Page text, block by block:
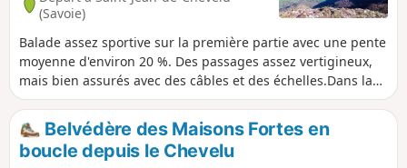
contemporains, en lien avec la tradition
savoyarde. C'est, à mon avis, unique en
France. Une précision sur le tracé : vous
verrez un dénivelé de 732 m, ce qui est
faux, en réalité, car le logiciel intègre la
hauteur de montagne au-dessus du
tunnel, il faut donc retirer 321 m ce qui
ramène un dénivelé positif du circuit à
455 m.
(Savoie)
Balade assez sportive sur la première partie avec une pente
moyenne d'environ 20 %. Des passages assez vertigineux,
mais bien assurés avec des câbles et des échelles.Dans la
descente, une partie du chemin est mal ou non balisée ; il
vaut mieux avoir quelques notions d'orientation. En haut,
superbes points de vue sur le Mont Blanc, Belledone, la
Chartreuse, les Bauges, etc.
Belvédère des Maisons Fortes en
boucle depuis le Chevelu